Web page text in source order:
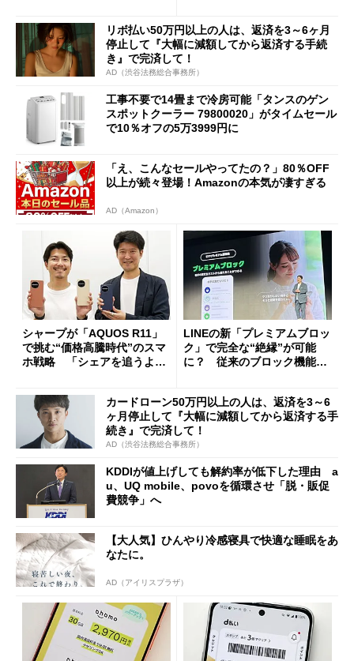
リボ払い50万円以上の人は、返済を3～6ヶ月
停止して『大幅に減額してから返済する手続
き』で完済して！
AD（渋谷法務総合事務所）
工事不要で14畳まで冷房可能「タンスのゲン
スポットクーラー 79800020」がタイムセール
で10％オフの5万3999円に
「え、こんなセールやってたの？」80％OFF
以上が続々登場！Amazonの本気が凄すぎる
AD（Amazon）
シャープが「AQUOS R11」
で挑む“価格高騰時代”のスマ
ホ戦略 「シェアを追うより
LINEの新「プレミアムブロッ
ク」で完全な“絶縁”が可能
に？ 従来のブロック機能と
カードローン50万円以上の人は、返済を3～6
ヶ月停止して『大幅に減額してから返済する手
続き』で完済して！
AD（渋谷法務総合事務所）
KDDIが値上げしても解約率が低下した理由 a
u、UQ mobile、povoを循環させ「脱・販促
費競争」へ
【大人気】ひんやり冷感寝具で快適な睡眠をあ
なたに。
AD（アイリスプラザ）